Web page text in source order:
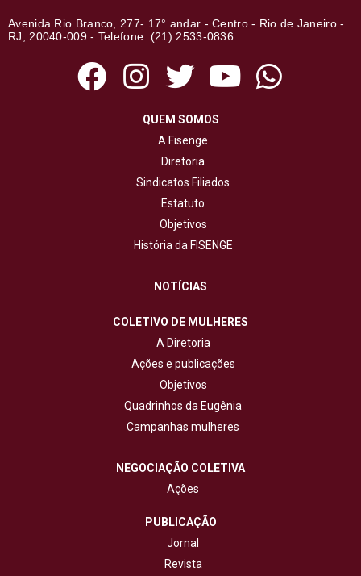
Avenida Rio Branco, 277- 17° andar - Centro - Rio de Janeiro -
RJ, 20040-009 - Telefone: (21) 2533-0836
QUEM SOMOS
A Fisenge
Diretoria
Sindicatos Filiados
Estatuto
Objetivos
História da FISENGE
NOTÍCIAS
COLETIVO DE MULHERES
A Diretoria
Ações e publicações
Objetivos
Quadrinhos da Eugênia
Campanhas mulheres
NEGOCIAÇÃO COLETIVA
Ações
PUBLICAÇÃO
Jornal
Revista